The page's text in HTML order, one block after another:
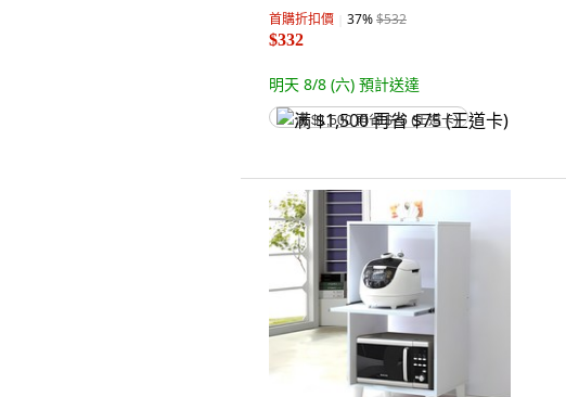
首購折扣價 37%$532
$332
明天 8/8 (六) 預計送達
满 $1,500 再省 $75 (王道卡)